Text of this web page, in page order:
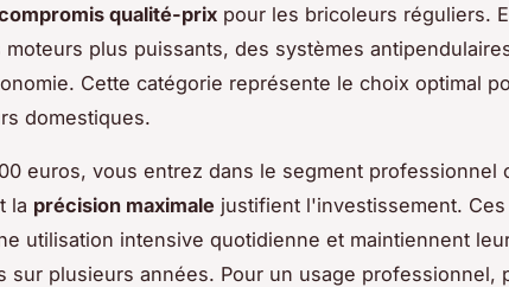
qualité-prix pour les bricoleurs réguliers.
moteurs plus puissants, des systèmes
Cette catégorie représente le choix optimal
domestiques.
euros, vous entrez dans le segment professionnel
la précision maximale justifient l'investissement.
utilisation intensive quotidienne et maintiennent
sur plusieurs années. Pour un usage professionnel,